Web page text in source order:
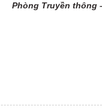
Phòng Truyền thông